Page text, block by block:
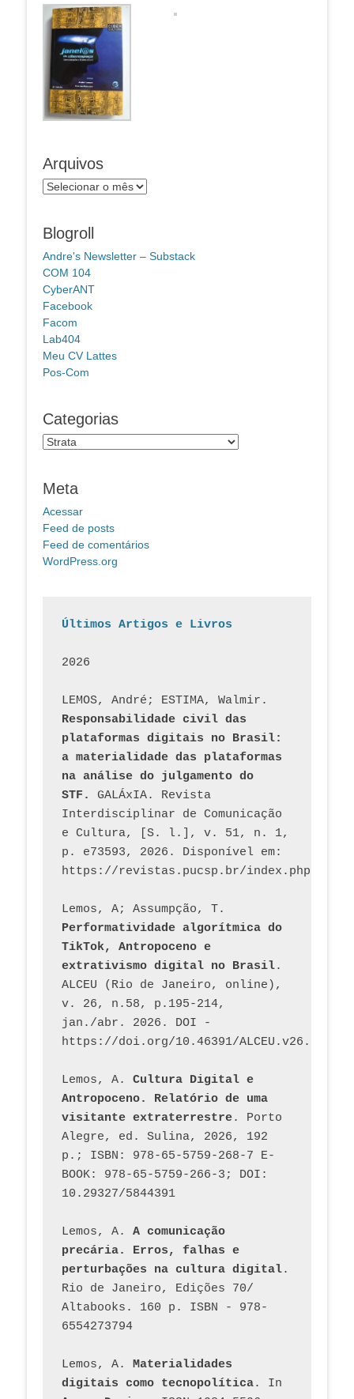
Arquivos
Arquivos
Blogroll
Andre's Newsletter – Substack
COM 104
CyberANT
Facebook
Facom
Lab404
Meu CV Lattes
Pos-Com
Categorias
Categorias
Meta
Acessar
Feed de posts
Feed de comentários
WordPress.org
Últimos Artigos e Livros
2026
Responsabilidade civil das
plataformas digitais no Brasil:
a materialidade das plataformas
na análise do julgamento do
STF.
GALÁxIA. Revista
Interdisciplinar de Comunicação
e Cultura, [S. l.], v. 51, n. 1,
p. e73593, 2026. Disponível em:
Performatividade algorítmica do
TikTok, Antropoceno e
extrativismo digital no Brasil.
ALCEU (Rio de Janeiro, online),
v. 26, n.58, p.195-214,
jan./abr. 2026. DOI -
https://doi.org/10.46391/
Lemos, A. Cultura Digital e
Antropoceno. Relatório de uma
visitante extraterrestre. Porto
Alegre, ed. Sulina, 2026, 192
p.; ISBN: 978-65-5759-268-7 E-
BOOK: 978-65-5759-266-3; DOI:
10.29327/5844391
Lemos, A. A comunicação
precária. Erros, falhas e
perturbações na cultura digital.
Rio de Janeiro, Edições 70/
Altabooks. 160 p. ISBN - 978-
6554273794
Lemos, A. Materialidades
digitais como tecnopolítica